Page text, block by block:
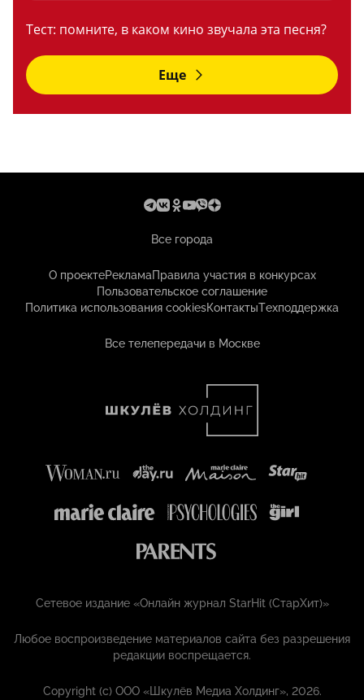
Тест: помните, в каком кино звучала эта песня?
Еще
Все города
О проектеРекламаПравила участия в конкурсах
Пользовательское соглашение
Политика использования cookiesКонтактыТехподдержка
Все телепередачи в Москве
Сетевое издание «Онлайн журнал StarHit (СтарХит)»
Любое воспроизведение материалов сайта без разрешения
редакции воспрещается.
Copyright (с) ООО «Шкулёв Медиа Холдинг», 2026.